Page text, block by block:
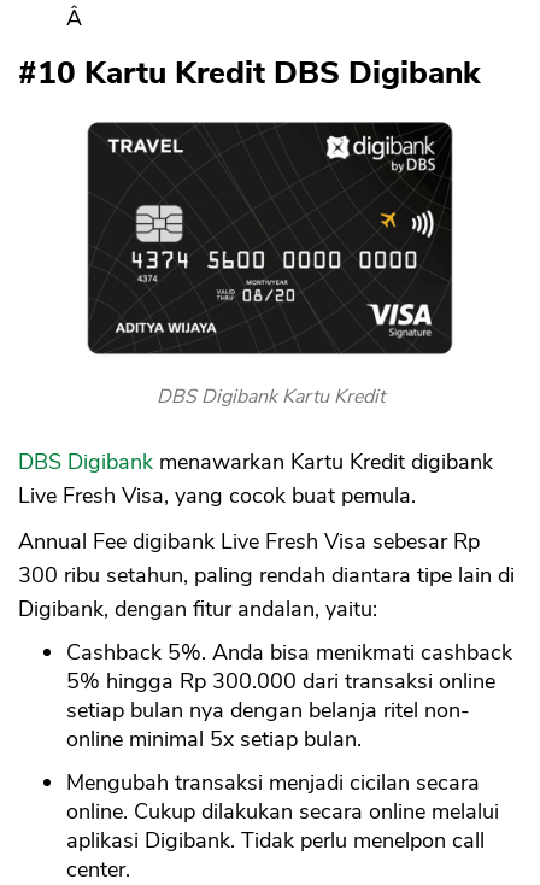
Â
#10 Kartu Kredit DBS Digibank
DBS Digibank Kartu Kredit
DBS Digibank menawarkan Kartu Kredit digibank
Live Fresh Visa, yang cocok buat pemula.
Annual Fee digibank Live Fresh Visa sebesar Rp
300 ribu setahun, paling rendah diantara tipe lain di
Digibank, dengan fitur andalan, yaitu:
Cashback 5%. Anda bisa menikmati cashback
5% hingga Rp 300.000 dari transaksi online
setiap bulan nya dengan belanja ritel non-
online minimal 5x setiap bulan.
Mengubah transaksi menjadi cicilan secara
online. Cukup dilakukan secara online melalui
aplikasi Digibank. Tidak perlu menelpon call
center.